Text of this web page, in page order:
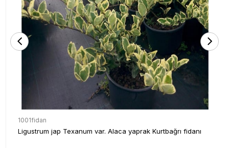
1001fidan
Ligustrum jap Texanum var. Alaca yaprak Kurtbağrı fidanı